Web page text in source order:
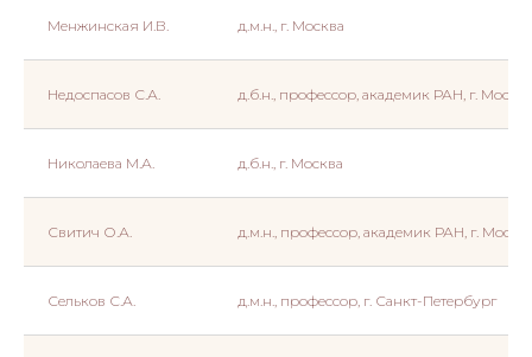
Менжинская И.В. д.м.н., г. Москва
Недоспасов С.А. д.б.н., профессор, академик РАН, г. Москва
Николаева М.А. д.б.н., г. Москва
Свитич О.А. д.м.н., профессор, академик РАН, г.
Сельков С.А. д.м.н., профессор, г. Санкт-Петербург